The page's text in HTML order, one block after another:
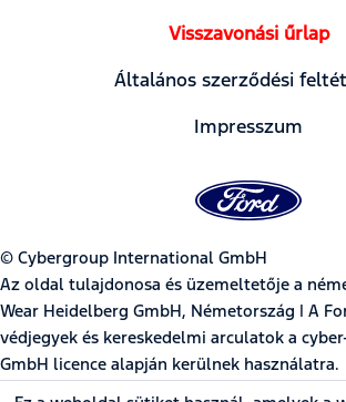
Visszavonási űrlap
Általános szerződési
Impresszum
© Cybergroup International GmbH
Az oldal tulajdonosa és üzemeltetője a
Wear Heidelberg GmbH, Németország | A
védjegyek és kereskedelmi arculatok a
GmbH licence alapján kerülnek használatra.